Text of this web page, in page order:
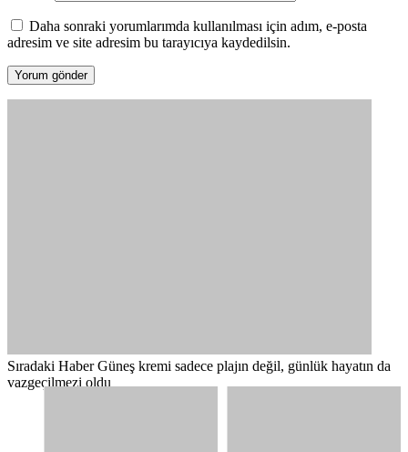
Daha sonraki yorumlarımda kullanılması için adım, e-posta
adresim ve site adresim bu tarayıcıya kaydedilsin.
Sıradaki Haber Güneş kremi sadece plajın değil, günlük hayatın da
vazgeçilmezi oldu